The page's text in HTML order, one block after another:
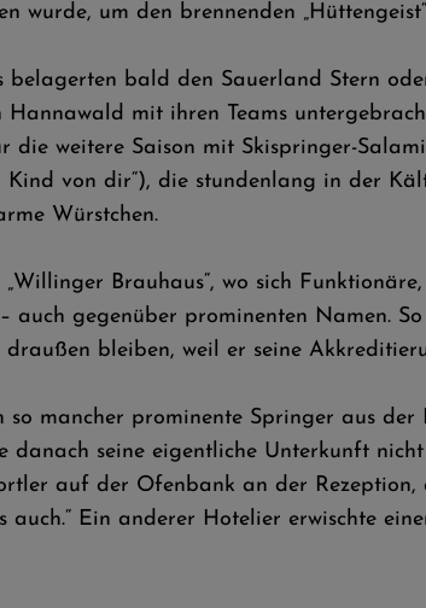
wurde, um den brennenden
belagerten bald den Sauerland Stern
mit ihren Teams
die weitere Saison mit Skispringer-
Kind von dir“), die stundenlang in der
Würstchen.
Brauhaus“, wo sich
auch gegenüber prominenten Namen.
bleiben, weil er seine
so mancher prominente Springer aus
danach seine eigentliche Unterkunft
auf der Ofenbank an der
auch.“ Ein anderer Hotelier erwischte